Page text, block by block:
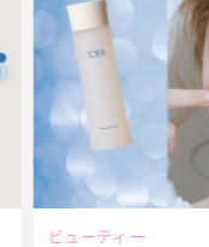
ファッション